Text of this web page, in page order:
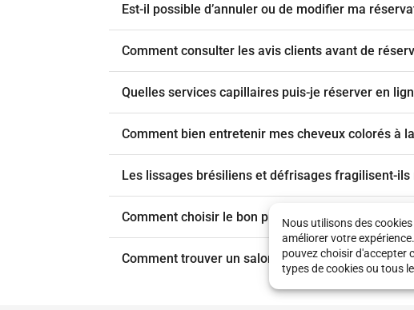
Est-il possible d’annuler ou de modifier ma
Comment consulter les avis clients avant de
Quelles services capillaires puis-je réserver en
Comment bien entretenir mes cheveux colorés à
Les lissages brésiliens et défrisages fragilisent-ils
Comment choisir le bon produit coiffant pour mes
Comment trouver un salon de coiffure afro près de
Nous utilisons des
améliorer votre
pouvez choisir d'accepter
types de cookies ou tous